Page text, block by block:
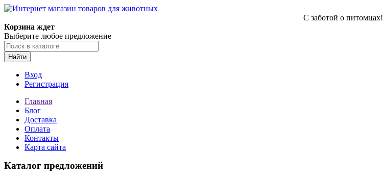
С заботой о питомцах!
Корзина ждет
Выберите любое предложение
Найти
Вход
Регистрация
Главная
Блог
Доставка
Оплата
Контакты
Карта сайта
Каталог предложений